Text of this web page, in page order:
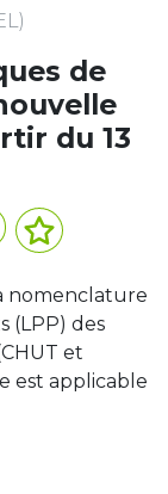
de
du 13
nomenclature
(LPP) des
et
est applicable